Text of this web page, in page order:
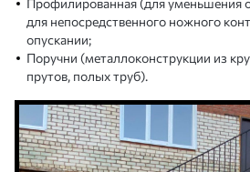
Профилированная (для уменьшения
для непосредственного ножного
опускании;
Поручни (металлоконструкции из
прутов, полых труб).